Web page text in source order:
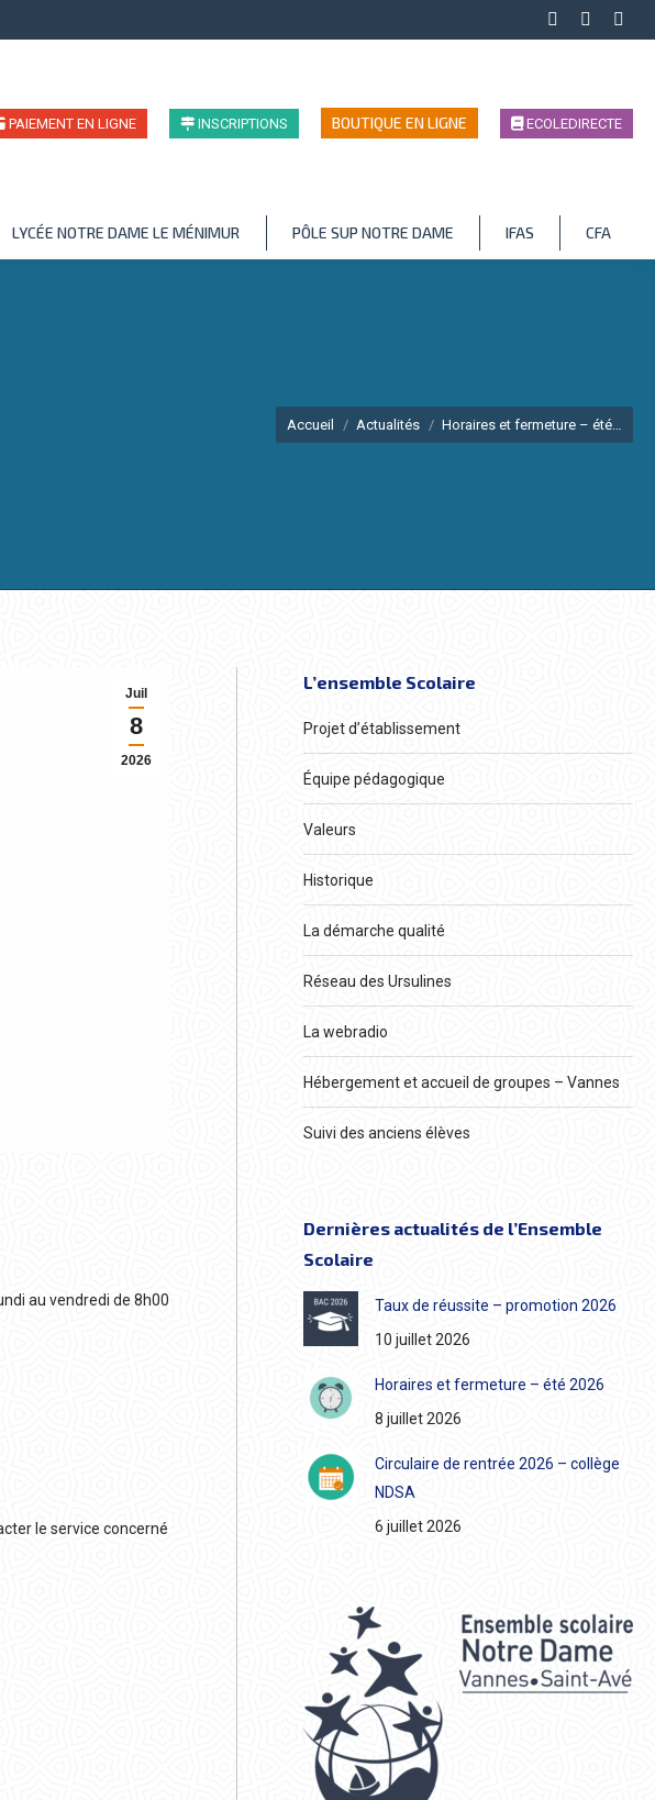
in
in
in
PAIEMENT EN LIGNE INSCRIPTIONS BOUTIQUE EN LIGNE ECOLEDIRECTE
LYCÉE NOTRE DAME LE MÉNIMUR PÔLE SUP NOTRE DAME IFAS CFA
Vous êtes ici :
Accueil Actualités Horaires et fermeture – été…
Juil
8
2026
au vendredi de 8h00
le service concerné
L’ensemble Scolaire
Projet d’établissement
Équipe pédagogique
Valeurs
Historique
La démarche qualité
Réseau des Ursulines
La webradio
Hébergement et accueil de groupes – Vannes
Suivi des anciens élèves
Dernières actualités de l’Ensemble
Scolaire
Taux de réussite – promotion 2026
10 juillet 2026
Horaires et fermeture – été 2026
8 juillet 2026
Circulaire de rentrée 2026 – collège
NDSA
6 juillet 2026